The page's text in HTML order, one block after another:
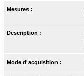
Mesures :
Description :
Mode d'acquisition :